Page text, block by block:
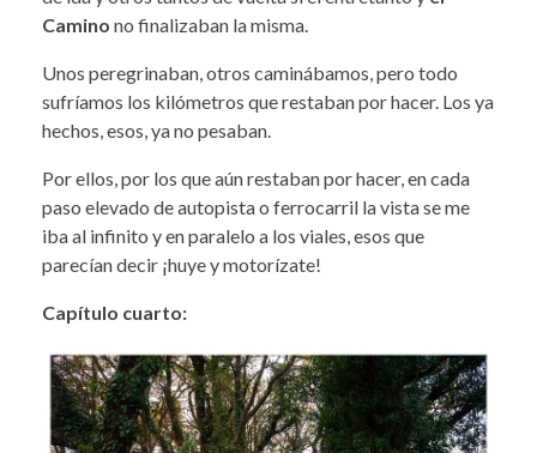
Camino no finalizaban la misma.
Unos peregrinaban, otros caminábamos, pero todo
sufríamos los kilómetros que restaban por hacer. Los ya
hechos, esos, ya no pesaban.
Por ellos, por los que aún restaban por hacer, en cada
paso elevado de autopista o ferrocarril la vista se me
iba al infinito y en paralelo a los viales, esos que
parecían decir ¡huye y motorízate!
Capítulo cuarto: